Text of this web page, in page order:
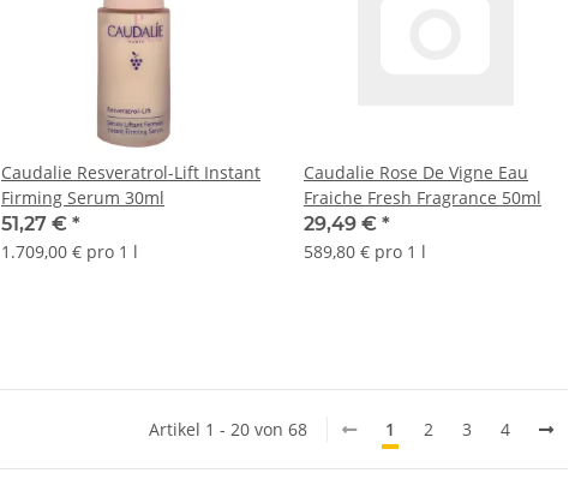
Caudalie Resveratrol-Lift Instant
Firming Serum 30ml
51,27 € *
1.709,00 € pro 1 l
Caudalie Rose De Vigne Eau
Fraiche Fresh Fragrance 50ml
29,49 € *
589,80 € pro 1 l
Artikel 1 - 20 von 68 1 2 3 4